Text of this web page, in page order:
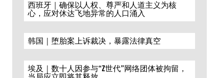
西班牙｜确保以人权、尊严和人道主义为核
心，应对休达飞地异常的人口涌入
韩国｜堕胎案上诉裁决，暴露法律真空
埃及｜数十人因参与“Z世代”网络团体被拘留，